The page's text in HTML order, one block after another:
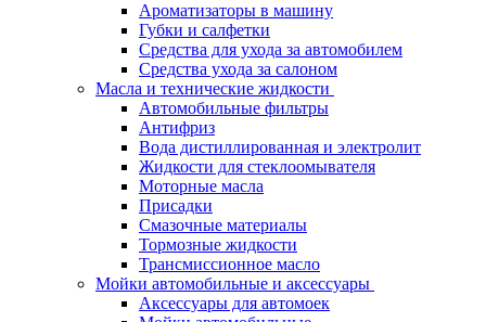
Ароматизаторы в машину
Губки и салфетки
Средства для ухода за автомобилем
Средства ухода за салоном
Масла и технические жидкости
Автомобильные фильтры
Антифриз
Вода дистиллированная и электролит
Жидкости для стеклоомывателя
Моторные масла
Присадки
Смазочные материалы
Тормозные жидкости
Трансмиссионное масло
Мойки автомобильные и аксессуары
Аксессуары для автомоек